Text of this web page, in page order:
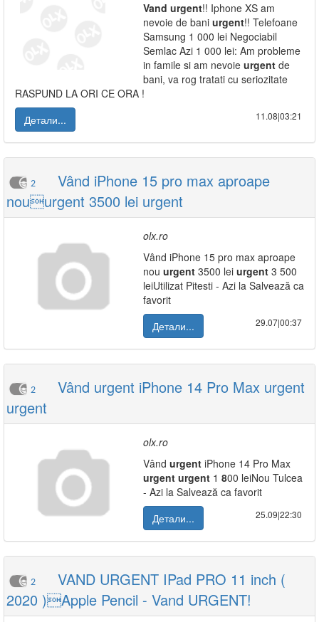
Vand urgent!! Iphone XS am
nevoie de bani urgent!! Telefoane
Samsung 1 000 lei Negociabil
Semlac Azi 1 000 lei: Am probleme
in famile si am nevoie urgent de
bani, va rog tratati cu seriozitate
RASPUND LA ORI CE ORA !
Детали...
11.08|03:21
2
Vând iPhone 15 pro max aproape
nouurgent 3500 lei urgent
olx.ro
Vând iPhone 15 pro max aproape
nou urgent 3500 lei urgent 3 500
leiUtilizat Pitesti - Azi la Salvează ca
favorit
Детали...
29.07|00:37
2
Vând urgent iPhone 14 Pro Max urgent
urgent
olx.ro
Vând urgent iPhone 14 Pro Max
urgent urgent 1 800 leiNou Tulcea
- Azi la Salvează ca favorit
Детали...
25.09|22:30
2
VAND URGENT IPad PRO 11 inch (
2020 )Apple Pencil - Vand URGENT!